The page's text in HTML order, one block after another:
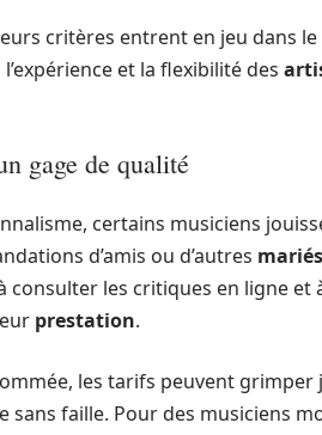
critères entrent en jeu dans le
et la flexibilité des
gage de qualité
certains musiciens
d’amis ou d’autres mariés
consulter les critiques en ligne
prestation.
les tarifs peuvent grimper
sans faille. Pour des musiciens